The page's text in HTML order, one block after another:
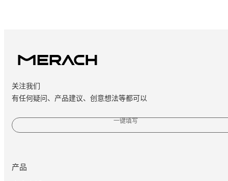
关注我们
有任何疑问、产品建议、创意想法等都可以
一键填写
产品